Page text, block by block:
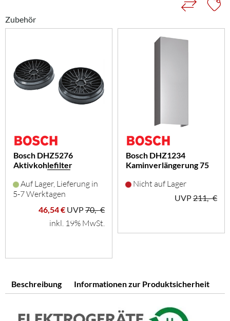
Zubehör
Bosch DHZ5276
Aktivkohlefilter
Auf Lager, Lieferung in
5-7 Werktagen
46,54 € UVP70,- €
inkl. 19% MwSt.
Bosch DHZ1234
Kaminverlängerung 75
Nicht auf Lager
UVP211,- €
Beschreibung Informationen zur Produktsicherheit